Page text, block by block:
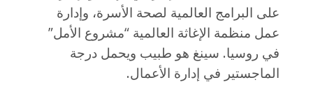
على البرامج العالمية لصحة الأسرة، وإدارة
عمل منظمة الإغاثة العالمية “مشروع الأمل”
في روسيا. سينغ هو طبيب ويحمل درجة
الماجستير في إدارة الأعمال.